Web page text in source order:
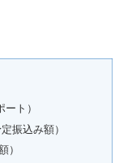
ト）
振込み額）
）